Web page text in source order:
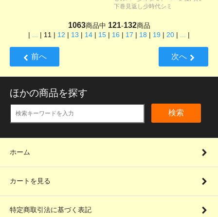
下巻見返し少時代シミ
1063商品中 121-132商品
| ... | 11 | 12 | 13 | 14 | 15 | 16 | 17 | 18 | 19 | 20 | ... |
前へ 次へ
ほかの商品を探す
検索
ホーム
カートを見る
特定商取引法に基づく表記